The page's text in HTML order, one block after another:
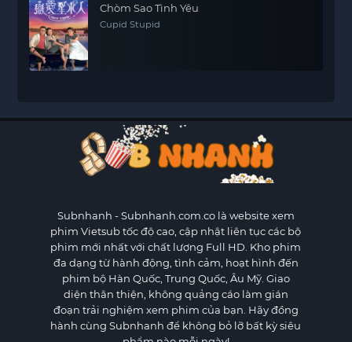
Chòm Sao Tình Yêu
Cupid Stupid
Subnhanh - Subnhanh.com.co là website xem
phim Vietsub tốc độ cao, cập nhật liên tục các bộ
phim mới nhất với chất lượng Full HD. Kho phim
đa dạng từ hành động, tình cảm, hoạt hình đến
phim bộ Hàn Quốc, Trung Quốc, Âu Mỹ. Giao
diện thân thiện, không quảng cáo làm gián
đoạn trải nghiệm xem phim của bạn. Hãy đồng
hành cùng Subnhanh để không bỏ lỡ bất kỳ siêu